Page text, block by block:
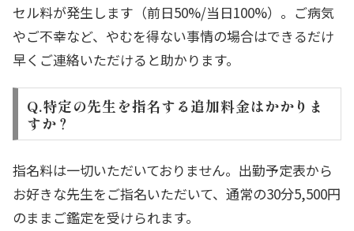
セル料が発生します（前日50%/当日100%）。ご病気
やご不幸など、やむを得ない事情の場合はできるだけ
早くご連絡いただけると助かります。
Q.特定の先生を指名する追加料金はかかりま
すか？
指名料は一切いただいておりません。出勤予定表から
お好きな先生をご指名いただいて、通常の30分5,500円
のままご鑑定を受けられます。